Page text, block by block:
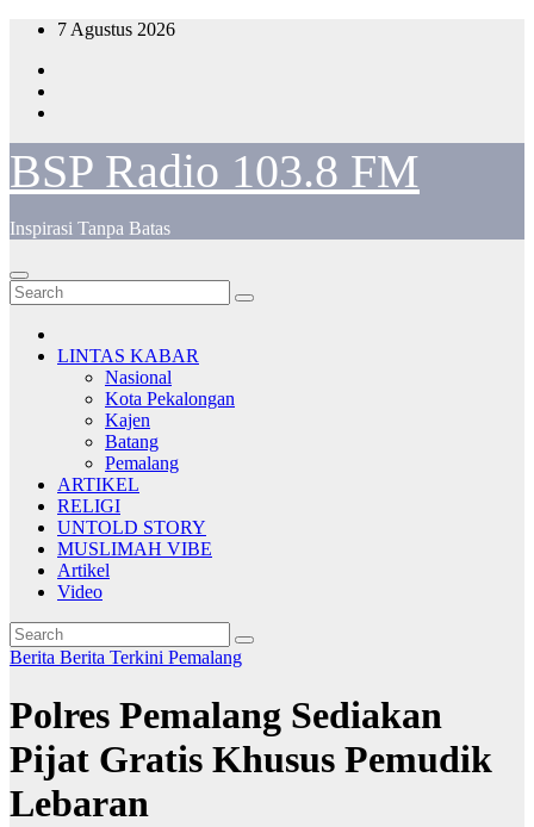
Skip
content
7 Agustus 2026
BSP Radio 103.8 FM
Inspirasi Tanpa Batas
LINTAS KABAR
Nasional
Kota Pekalongan
Kajen
Batang
Pemalang
ARTIKEL
RELIGI
UNTOLD STORY
MUSLIMAH VIBE
Artikel
Video
Berita Berita Terkini Pemalang
Polres Pemalang Sediakan
Pijat Gratis Khusus Pemudik
Lebaran